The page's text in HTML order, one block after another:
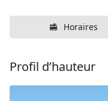
Horaires
Profil d’hauteur